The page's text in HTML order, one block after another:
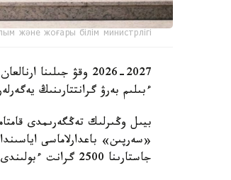
және жоғары білім министрлігі
2026-2027 وقۋ
ءبىلىم بەرۋ گرانتتارىنىڭ
بيىل وڭىرلىك تەڭگەرىمدى
جاستارىنا 2500 گرانت ءبولىندى.